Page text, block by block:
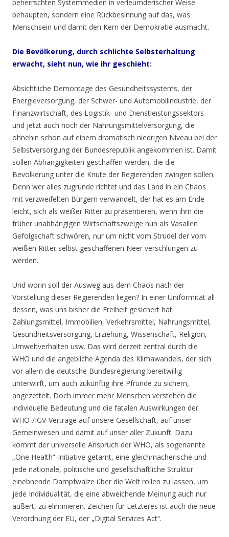
beherrschten Systemmedien in verleumderischer Weise
behaupten, sondern eine Rückbesinnung auf das, was
Menschsein und damit den Kern der Demokratie ausmacht.
Die Bevölkerung, durch schlichte Selbsterhaltung
erwacht, sieht nun, wie ihr geschieht:
Absichtliche Demontage des Gesundheitssystems, der
Energieversorgung, der Schwer- und Automobilindustrie, der
Finanzwirtschaft, des Logistik- und Dienstleistungssektors
und jetzt auch noch der Nahrungsmittelversorgung, die
ohnehin schon auf einem dramatisch niedrigen Niveau bei der
Selbstversorgung der Bundesrepublik angekommen ist. Damit
sollen Abhängigkeiten geschaffen werden, die die
Bevölkerung unter die Knute der Regierenden zwingen sollen.
Denn wer alles zugrunde richtet und das Land in ein Chaos
mit verzweifelten Bürgern verwandelt, der hat es am Ende
leicht, sich als weißer Ritter zu präsentieren, wenn ihm die
früher unabhängigen Wirtschaftszweige nun als Vasallen
Gefolgschaft schwören, nur um nicht vom Strudel der vom
weißen Ritter selbst geschaffenen Neer verschlungen zu
werden.
Und worin soll der Ausweg aus dem Chaos nach der
Vorstellung dieser Regierenden liegen? In einer Uniformität all
dessen, was uns bisher die Freiheit gesichert hat:
Zahlungsmittel, Immobilien, Verkehrsmittel, Nahrungsmittel,
Gesundheitsversorgung, Erziehung, Wissenschaft, Religion,
Umweltverhalten usw. Das wird derzeit zentral durch die
WHO und die angebliche Agenda des Klimawandels, der sich
vor allem die deutsche Bundesregierung bereitwillig
unterwirft, um auch zukünftig ihre Pfründe zu sichern,
angezettelt. Doch immer mehr Menschen verstehen die
individuelle Bedeutung und die fatalen Auswirkungen der
WHO-/IGV-Verträge auf unsere Gesellschaft, auf unser
Gemeinwesen und damit auf unser aller Zukunft. Dazu
kommt der universelle Anspruch der WHO, als sogenannte
„One Health“-Initiative getarnt, eine gleichmacherische und
jede nationale, politische und gesellschaftliche Struktur
einebnende Dampfwalze über die Welt rollen zu lassen, um
jede Individualität, die eine abweichende Meinung auch nur
äußert, zu eliminieren. Zeichen für Letzteres ist auch die neue
Verordnung der EU, der „Digital Services Act“.